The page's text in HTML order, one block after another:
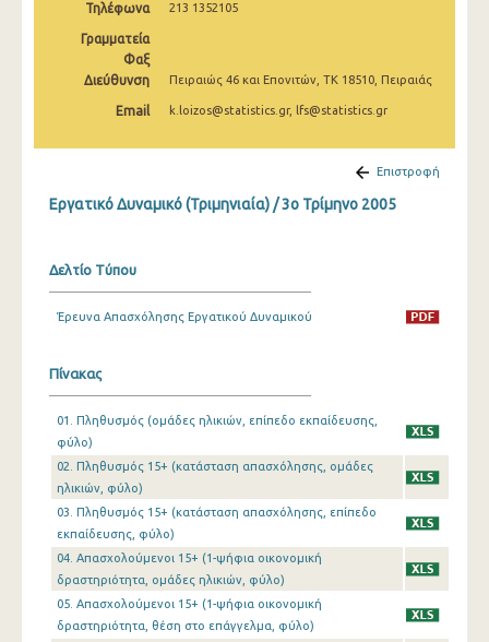
3o Τρίμηνο 2019
2o Τρίμηνο 2019
1o Τρίμηνο 2019
4o Τρίμηνο 2018
1o Τρίμηνο 2018
2o Τρίμηνο 2017
1o Τρίμηνο 2017
4o Τρίμηνο 2016
3o Τρίμηνο 2016
2o Τρίμηνο 2016
1o Τρίμηνο 2016
4o Τρίμηνο 2015
Τηλέφωνα 213 1352105
Γραμματεία
Φαξ
Διεύθυνση
Πειραιώς 46 και Επονιτών, ΤΚ 18510, Πειραιάς
Email k.loizos@statistics.gr, lfs@statistics.gr
Επιστροφή
Εργατικό Δυναμικό (Τριμηνιαία) / 3o Τρίμηνο 2005
Δελτίο Τύπου
Έρευνα Απασχόλησης Εργατικού Δυναμικού
Πίνακας
01. Πληθυσμός (ομάδες ηλικιών, επίπεδο εκπαίδευσης,
φύλο)
02. Πληθυσμός 15+ (κατάσταση απασχόλησης, ομάδες
ηλικιών, φύλο)
03. Πληθυσμός 15+ (κατάσταση απασχόλησης, επίπεδο
εκπαίδευσης, φύλο)
04. Απασχολούμενοι 15+ (1-ψήφια οικονομική
δραστηριότητα, ομάδες ηλικιών, φύλο)
05. Απασχολούμενοι 15+ (1-ψήφια οικονομική
δραστηριότητα, θέση στο επάγγελμα, φύλο)